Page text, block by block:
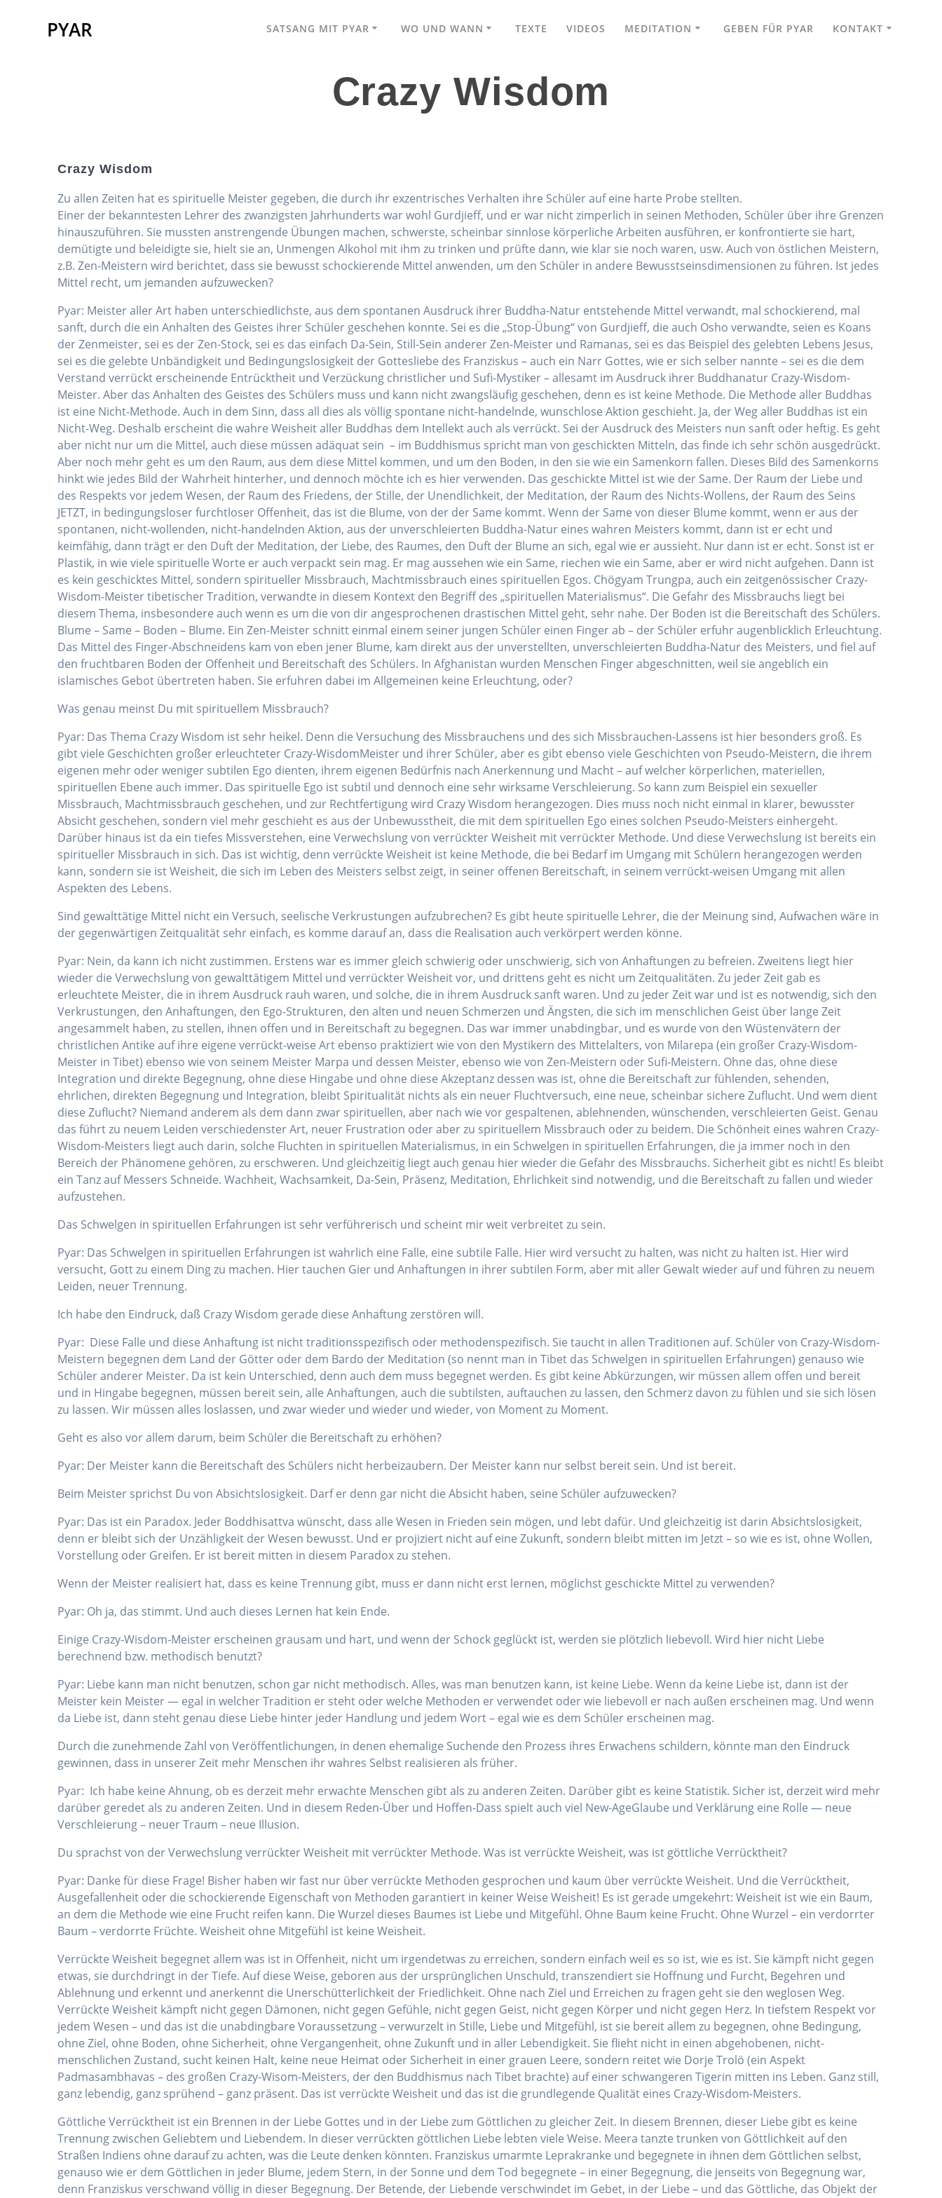
PYAR SATSANG MIT PYAR WO UND WANN TEXTE VIDEOS MEDITATION GEBEN FÜR PYAR KONTAKT
Crazy Wisdom
Crazy Wisdom
Zu allen Zeiten hat es spirituelle Meister gegeben, die durch ihr exzentrisches Verhalten ihre Schüler auf eine harte Probe stellten.
Einer der bekanntesten Lehrer des zwanzigsten Jahrhunderts war wohl Gurdjieff, und er war nicht zimperlich in seinen Methoden, Schüler über ihre Grenzen
hinauszuführen. Sie mussten anstrengende Übungen machen, schwerste, schein­bar sinnlose körperliche Arbeiten ausführen, er konfrontierte sie hart,
demütigte und beleidigte sie, hielt sie an, Unmengen Alkohol mit ihm zu trinken und prüfte dann, wie klar sie noch waren, usw. Auch von östlichen Meistern,
z.B. Zen-Meistern wird berichtet, dass sie bewusst schockierende Mittel anwenden, um den Schüler in andere Bewusstseinsdimensionen zu führen. Ist jedes
Mittel recht, um jemanden aufzuwecken?
Pyar: Meister aller Art haben unterschiedlichste, aus dem spontanen Ausdruck ihrer Buddha-Natur entstehende Mittel verwandt, mal schockierend, mal
sanft, durch die ein Anhalten des Geistes ihrer Schüler geschehen konnte. Sei es die „Stop-Übung“ von Gurdjieff, die auch Osho verwandte, seien es Koans
der Zenmeister, sei es der Zen-Stock, sei es das einfach Da-Sein, Still-Sein anderer Zen-Meister und Ramanas, sei es das Beispiel des gelebten Lebens Jesus,
sei es die gelebte Unbändigkeit und Bedingungslosigkeit der Gottesliebe des Franziskus – auch ein Narr Gottes, wie er sich selber nannte – sei es die dem
Verstand verrückt erscheinende Entrücktheit und Verzückung christlicher und Sufi-Mystiker – allesamt im Ausdruck ihrer Buddhanatur Crazy-Wisdom-
Meister. Aber das Anhalten des Geistes des Schülers muss und kann nicht zwangsläufig geschehen, denn es ist keine Methode. Die Methode aller Buddhas
ist eine Nicht-Methode. Auch in dem Sinn, dass all dies als völlig spontane nicht-handelnde, wunschlose Aktion geschieht. Ja, der Weg aller Buddhas ist ein
Nicht-Weg. Deshalb erscheint die wahre Weisheit aller Buddhas dem Intellekt auch als verrückt. Sei der Ausdruck des Meisters nun sanft oder heftig. Es geht
aber nicht nur um die Mittel, auch diese müssen adäquat sein – im Buddhismus spricht man von geschickten Mitteln, das finde ich sehr schön ausgedrückt.
Aber noch mehr geht es um den Raum, aus dem diese Mittel kommen, und um den Boden, in den sie wie ein Samenkorn fallen. Dieses Bild des Samenkorns
hinkt wie jedes Bild der Wahrheit hinterher, und dennoch möchte ich es hier verwenden. Das geschickte Mittel ist wie der Same. Der Raum der Liebe und
des Respekts vor jedem Wesen, der Raum des Friedens, der Stille, der Unendlichkeit, der Meditation, der Raum des Nichts-Wollens, der Raum des Seins
JETZT, in bedingungsloser furchtloser Offenheit, das ist die Blume, von der der Same kommt. Wenn der Same von dieser Blume kommt, wenn er aus der
spontanen, nicht-wollenden, nicht-handelnden Aktion, aus der unverschleierten Buddha-Natur eines wahren Meisters kommt, dann ist er echt und
keimfähig, dann trägt er den Duft der Meditation, der Liebe, des Raumes, den Duft der Blume an sich, egal wie er aussieht. Nur dann ist er echt. Sonst ist er
Plastik, in wie viele spirituelle Worte er auch verpackt sein mag. Er mag aussehen wie ein Same, riechen wie ein Same, aber er wird nicht aufgehen. Dann ist
es kein geschicktes Mittel, sondern spiritueller Missbrauch, Machtmissbrauch eines spirituellen Egos. Chögyam Trungpa, auch ein zeitgenössischer Crazy-
Wisdom-Meister tibetischer Tradition, verwandte in diesem Kontext den Begriff des „spirituellen Materialismus“. Die Gefahr des Missbrauchs liegt bei
diesem Thema, insbesondere auch wenn es um die von dir angesprochenen drastischen Mittel geht, sehr nahe. Der Boden ist die Bereitschaft des Schülers.
Blume – Same – Boden – Blume. Ein Zen-Meister schnitt einmal einem seiner jungen Schüler einen Finger ab – der Schüler erfuhr augenblicklich Erleuchtung.
Das Mittel des Finger-Abschneidens kam von eben jener Blume, kam direkt aus der unverstellten, unverschleierten Buddha-Natur des Meisters, und fiel auf
den fruchtbaren Boden der Offenheit und Bereitschaft des Schülers. In Afghanistan wurden Menschen Finger abgeschnitten, weil sie angeblich ein
islamisches Gebot übertreten haben. Sie erfuhren dabei im Allgemeinen keine Erleuchtung, oder?
Was genau meinst Du mit spirituellem Missbrauch?
Pyar: Das Thema Crazy Wisdom ist sehr heikel. Denn die Versuchung des Missbrauchens und des sich Missbrauchen-Lassens ist hier besonders groß. Es
gibt viele Geschichten großer erleuchteter Crazy-Wisdom­Meister und ihrer Schüler, aber es gibt ebenso viele Geschichten von Pseudo-Meistern, die ihrem
eigenen mehr oder weniger subtilen Ego dienten, ihrem eigenen Bedürfnis nach Anerkennung und Macht – auf welcher körperlichen, materiellen,
spirituellen Ebene auch immer. Das spirituelle Ego ist subtil und dennoch eine sehr wirksame Verschleierung. So kann zum Beispiel ein sexueller
Missbrauch, Machtmissbrauch geschehen, und zur Rechtfertigung wird Crazy Wisdom herangezogen. Dies muss noch nicht einmal in klarer, bewusster
Absicht geschehen, sondern viel mehr geschieht es aus der Unbewusstheit, die mit dem spirituellen Ego eines solchen Pseudo-Meisters einhergeht.
Darüber hinaus ist da ein tiefes Missverstehen, eine Verwechslung von verrückter Weisheit mit verrückter Methode. Und diese Verwechslung ist bereits ein
spiritueller Missbrauch in sich. Das ist wichtig, denn verrückte Weisheit ist keine Methode, die bei Bedarf im Umgang mit Schülern herangezogen werden
kann, sondern sie ist Weisheit, die sich im Leben des Meisters selbst zeigt, in seiner offenen Bereitschaft, in seinem verrückt-weisen Umgang mit allen
Aspekten des Lebens.
Sind gewalttätige Mittel nicht ein Versuch, seelische Verkrustungen aufzubrechen? Es gibt heute spirituelle Lehrer, die der Meinung sind, Aufwachen wäre in
der gegenwärtigen Zeitqualität sehr einfach, es komme darauf an, dass die Realisation auch verkörpert werden könne.
Pyar: Nein, da kann ich nicht zustimmen. Erstens war es immer gleich schwierig oder unschwierig, sich von Anhaftungen zu befreien. Zweitens liegt hier
wieder die Verwechslung von gewalttätigem Mittel und verrückter Weisheit vor, und drittens geht es nicht um Zeitqualitäten. Zu jeder Zeit gab es
erleuchtete Meister, die in ihrem Ausdruck rauh waren, und solche, die in ihrem Ausdruck sanft waren. Und zu jeder Zeit war und ist es notwendig, sich den
Verkrustungen, den Anhaftungen, den Ego-Strukturen, den alten und neuen Schmerzen und Ängsten, die sich im menschlichen Geist über lange Zeit
angesammelt haben, zu stellen, ihnen offen und in Bereitschaft zu begegnen. Das war immer unabdingbar, und es wurde von den Wüstenvätern der
christlichen Antike auf ihre eigene verrückt-weise Art ebenso praktiziert wie von den Mystikern des Mittelalters, von Milarepa (ein großer Crazy-Wisdom­-
Meister in Tibet) ebenso wie von seinem Meister Marpa und dessen Meister, ebenso wie von Zen-Meistern oder Sufi-Meistern. Ohne das, ohne diese
Integration und direkte Begegnung, ohne diese Hingabe und ohne diese Akzeptanz dessen was ist, ohne die Bereitschaft zur fühlenden, sehenden,
ehrlichen, direkten Begegnung und Integration, bleibt Spiritualität nichts als ein neuer Fluchtversuch, eine neue, scheinbar sichere Zuflucht. Und wem dient
diese Zuflucht? Niemand anderem als dem dann zwar spirituellen, aber nach wie vor gespaltenen, ablehnenden, wünschenden, verschleierten Geist. Genau
das führt zu neuem Leiden verschiedenster Art, neuer Frustration oder aber zu spirituellem Missbrauch oder zu beidem. Die Schönheit eines wahren Crazy-
Wisdom-Meisters liegt auch darin, solche Fluchten in spirituellen Materialismus, in ein Schwelgen in spirituellen Erfahrungen, die ja immer noch in den
Bereich der Phänomene gehören, zu erschweren. Und gleichzeitig liegt auch genau hier wieder die Gefahr des Missbrauchs. Sicherheit gibt es nicht! Es bleibt
ein Tanz auf Messers Schneide. Wachheit, Wachsamkeit, Da-Sein, Präsenz, Meditation, Ehrlichkeit sind notwendig, und die Bereitschaft zu fallen und wieder
aufzustehen.
Das Schwelgen in spirituellen Erfahrungen ist sehr verführerisch und scheint mir weit verbreitet zu sein.
Pyar: Das Schwelgen in spirituellen Erfahrungen ist wahrlich eine Falle, eine subtile Falle. Hier wird versucht zu halten, was nicht zu halten ist. Hier wird
versucht, Gott zu einem Ding zu machen. Hier tauchen Gier und Anhaftungen in ihrer subtilen Form, aber mit aller Gewalt wieder auf und führen zu neuem
Leiden, neuer Trennung.
Ich habe den Eindruck, daß Crazy Wisdom gerade diese Anhaftung zerstören will.
Pyar: Diese Falle und diese Anhaftung ist nicht traditionsspezifisch oder methodenspezifisch. Sie taucht in allen Traditionen auf. Schüler von Crazy-Wisdom­-
Meistern begegnen dem Land der Götter oder dem Bardo der Meditation (so nennt man in Tibet das Schwelgen in spirituellen Erfahrungen) genauso wie
Schüler anderer Meister. Da ist kein Unterschied, denn auch dem muss begegnet werden. Es gibt keine Abkürzungen, wir müssen allem offen und bereit
und in Hingabe begegnen, müssen bereit sein, alle Anhaftungen, auch die subtilsten, auftauchen zu lassen, den Schmerz davon zu fühlen und sie sich lösen
zu lassen. Wir müssen alles loslassen, und zwar wieder und wieder und wieder, von Moment zu Moment.
Geht es also vor allem darum, beim Schüler die Bereitschaft zu erhöhen?
Pyar: Der Meister kann die Bereitschaft des Schülers nicht herbeizaubern. Der Meister kann nur selbst bereit sein. Und ist bereit.
Beim Meister sprichst Du von Absichtslosigkeit. Darf er denn gar nicht die Absicht haben, seine Schüler aufzu­wecken?
Pyar: Das ist ein Paradox. Jeder Boddhisattva wünscht, dass alle Wesen in Frieden sein mögen, und lebt dafür. Und gleichzeitig ist darin Absichtslosigkeit,
denn er bleibt sich der Unzähligkeit der Wesen bewusst. Und er projiziert nicht auf eine Zukunft, sondern bleibt mitten im Jetzt – so wie es ist, ohne Wollen,
Vorstellung oder Greifen. Er ist bereit mitten in diesem Paradox zu stehen.
Wenn der Meister realisiert hat, dass es keine Trennung gibt, muss er dann nicht erst lernen, möglichst geschickte Mittel zu verwenden?
Pyar: Oh ja, das stimmt. Und auch dieses Lernen hat kein Ende.
Einige Crazy-Wisdom-Meister erscheinen grausam und hart, und wenn der Schock geglückt ist, werden sie plötzlich liebevoll. Wird hier nicht Liebe
berechnend bzw. methodisch benutzt?
Pyar: Liebe kann man nicht benutzen, schon gar nicht methodisch. Alles, was man benutzen kann, ist keine Liebe. Wenn da keine Liebe ist, dann ist der
Meister kein Meister — egal in welcher Tradition er steht oder welche Methoden er verwendet oder wie liebevoll er nach außen erscheinen mag. Und wenn
da Liebe ist, dann steht genau diese Liebe hinter jeder Handlung und jedem Wort – egal wie es dem Schüler erscheinen mag.
Durch die zunehmende Zahl von Veröffentlichungen, in denen ehemalige Suchende den Prozess ihres Erwachens schildern, könnte man den Eindruck
gewinnen, dass in unserer Zeit mehr Menschen ihr wahres Selbst realisieren als früher.
Pyar: Ich habe keine Ahnung, ob es derzeit mehr erwachte Menschen gibt als zu anderen Zeiten. Darüber gibt es keine Statistik. Sicher ist, derzeit wird mehr
darüber geredet als zu anderen Zeiten. Und in diesem Reden-Über und Hoffen-Dass spielt auch viel New-Age­Glaube und Verklärung eine Rolle — neue
Verschleierung – neuer Traum – neue Illusion.
Du sprachst von der Verwechslung verrückter Weisheit mit verrückter Methode. Was ist verrückte Weisheit, was ist göttliche Verrücktheit?
Pyar: Danke für diese Frage! Bisher haben wir fast nur über verrückte Methoden gesprochen und kaum über verrückte Weisheit. Und die Verrücktheit,
Ausgefallenheit oder die schockierende Eigenschaft von Methoden garantiert in keiner Weise Weisheit! Es ist gerade umgekehrt: Weisheit ist wie ein Baum,
an dem die Methode wie eine Frucht reifen kann. Die Wurzel dieses Baumes ist Liebe und Mitgefühl. Ohne Baum keine Frucht. Ohne Wurzel – ein verdorrter
Baum – verdorrte Früchte. Weisheit ohne Mitgefühl ist keine Weisheit.
Verrückte Weisheit begegnet allem was ist in Offenheit, nicht um irgendetwas zu erreichen, sondern einfach weil es so ist, wie es ist. Sie kämpft nicht gegen
etwas, sie durchdringt in der Tiefe. Auf diese Weise, geboren aus der ursprünglichen Unschuld, transzendiert sie Hoffnung und Furcht, Begehren und
Ablehnung und erkennt und anerkennt die Unerschütterlichkeit der Friedlichkeit. Ohne nach Ziel und Erreichen zu fragen geht sie den weglosen Weg.
Verrückte Weisheit kämpft nicht gegen Dämonen, nicht gegen Gefühle, nicht gegen Geist, nicht gegen Körper und nicht gegen Herz. In tiefstem Respekt vor
jedem Wesen – und das ist die unabdingbare Voraussetzung – verwurzelt in Stille, Liebe und Mitgefühl, ist sie bereit allem zu begegnen, ohne Bedingung,
ohne Ziel, ohne Boden, ohne Sicherheit, ohne Vergangenheit, ohne Zukunft und in aller Lebendigkeit. Sie flieht nicht in einen abgehobenen, nicht-
menschlichen Zustand, sucht keinen Halt, keine neue Heimat oder Sicherheit in einer grauen Leere, sondern reitet wie Dorje Trolö (ein Aspekt
Padmasambhavas – des großen Crazy-Wisom-Meisters, der den Buddhismus nach Tibet brachte) auf einer schwangeren Tigerin mitten ins Leben. Ganz still,
ganz lebendig, ganz sprühend – ganz präsent. Das ist verrückte Weisheit und das ist die grundlegende Qualität eines Crazy-Wisdom-Meisters.
Göttliche Verrücktheit ist ein Brennen in der Liebe Gottes und in der Liebe zum Göttlichen zu gleicher Zeit. In diesem Brennen, dieser Liebe gibt es keine
Trennung zwischen Geliebtem und Liebendem. In dieser verrückten göttlichen Liebe lebten viele Weise. Meera tanzte trunken von Göttlichkeit auf den
Straßen Indiens ohne darauf zu achten, was die Leute denken könnten. Franziskus umarmte Leprakranke und begegnete in ihnen dem Göttlichen selbst,
genauso wie er dem Göttlichen in jeder Blume, jedem Stern, in der Sonne und dem Tod begegnete – in einer Begegnung, die jenseits von Begegnung war,
denn Franziskus verschwand völlig in dieser Begegnung. Der Betende, der Liebende verschwindet im Gebet, in der Liebe – und das Göttliche, das Objekt der